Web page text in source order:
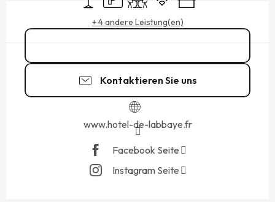
+ 4 andere Leistung(en)
Kontaktieren Sie uns
www.hotel-de-labbaye.fr
Facebook Seite
Instagram Seite